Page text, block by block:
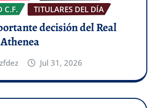
C.F.
TITULARES DEL DÍA
decisión del Real
Jul 31, 2026